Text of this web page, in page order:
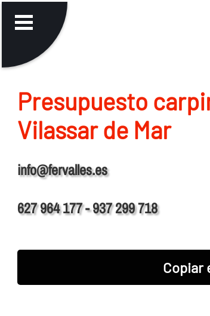
Presupuesto
Vilassar de Mar
info@fervalles.es
627 964 177 - 937 299 718
Copiar